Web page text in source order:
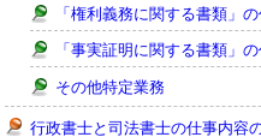
「権利義務に関する書類」
「事実証明に関する書類」
その他特定業務
行政書士と司法書士の仕事内容